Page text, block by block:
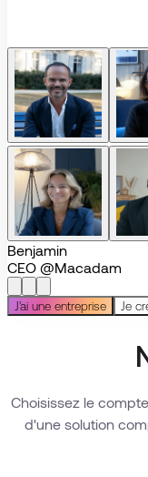
Benjamin
CEO @Macadam
J'ai une entreprise Je
Choisissez le
d'une solution